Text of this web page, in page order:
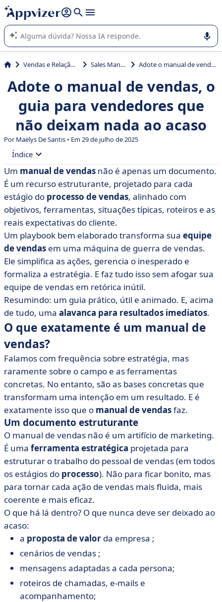
de nossa IA (várias linhas com
A IA do Appvizer o orienta no uso ou na seleção de software
SaaS para sua empresa.
Vendas e Relação com Cliente Sales Management Adote o manual de vendas, o guia para vendedores que não deixam nada ao acaso
Adote o manual de vendas, o
guia para vendedores que
não deixam nada ao acaso
PorMaëlys De Santis • Em 29 de julho de 2025
Índice
• O que exatamente é um manual de vendas?
• Qual é o objetivo de um manual de vendas?
• Como escrever um manual de vendas bem-sucedido?
• Manual de vendas: uma ferramenta inestimável para
estruturar sua estratégia de vendas
Um manual de vendas não é apenas um documento.
É um recurso estruturante, projetado para cada
estágio do processo de vendas, alinhado com
objetivos, ferramentas, situações típicas, roteiros e as
reais expectativas do cliente.
Um playbook bem elaborado transforma sua equipe
de vendas em uma máquina de guerra de vendas.
Ele simplifica as ações, gerencia o inesperado e
formaliza a estratégia. E faz tudo isso sem afogar sua
equipe de vendas em retórica inútil.
Resumindo: um guia prático, útil e animado. E, acima
de tudo, uma alavanca para resultados imediatos.
O que exatamente é um manual de
vendas?
Falamos com frequência sobre estratégia, mas
raramente sobre o campo e as ferramentas
concretas. No entanto, são as bases concretas que
transformam uma intenção em um resultado. E é
exatamente isso que o manual de vendasfaz.
Um documento estruturante
O manual de vendas não é um artifício de marketing.
É uma ferramenta estratégica projetada para
estruturar o trabalho do pessoal de vendas (em todos
os estágios do processo). Não para ficar bonito, mas
para tornar cada ação de vendas mais fluida, mais
coerente e mais eficaz.
O que há lá dentro? O que nunca deve ser deixado ao
acaso:
a proposta de valor da empresa ;
cenários de vendas ;
mensagens adaptadas a cada persona;
roteiros de chamadas, e-mails e
acompanhamento;